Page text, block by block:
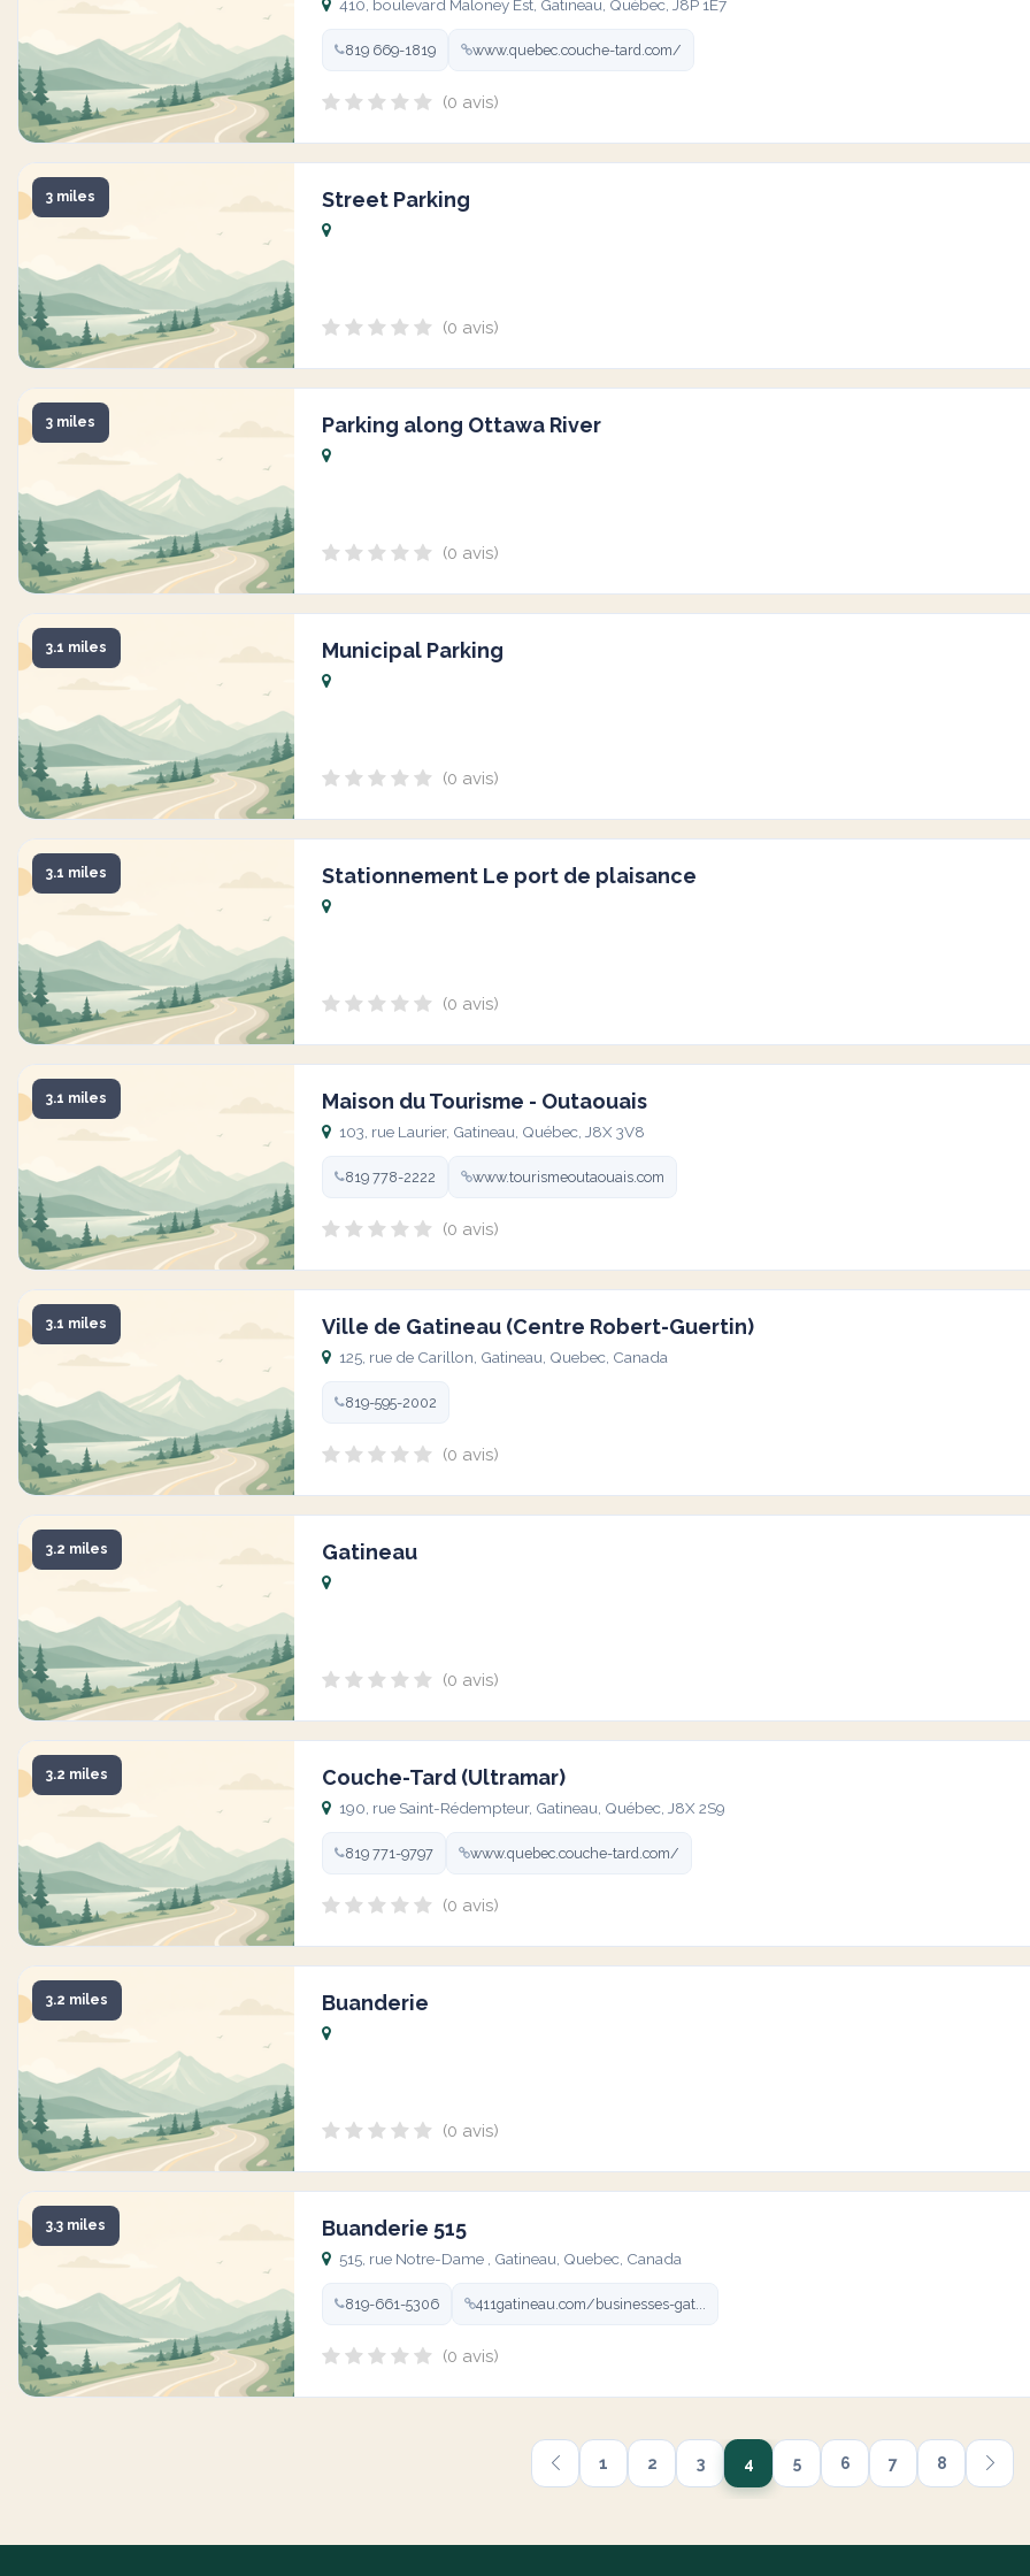
410, boulevard Maloney Est, Gatineau, Québec, J8P 1E7
819 669-1819 www.quebec.couche-tard.com/
(0 avis)
3 miles Street Parking
(0 avis)
3 miles Parking along Ottawa River
(0 avis)
3.1 miles Municipal Parking
(0 avis)
3.1 miles Stationnement Le port de plaisance
(0 avis)
3.1 miles Maison du Tourisme - Outaouais
103, rue Laurier, Gatineau, Québec, J8X 3V8
819 778-2222 www.tourismeoutaouais.com
(0 avis)
3.1 miles Ville de Gatineau (Centre Robert-Guertin)
125, rue de Carillon, Gatineau, Quebec, Canada
819-595-2002
(0 avis)
3.2 miles Gatineau
(0 avis)
3.2 miles Couche-Tard (Ultramar)
190, rue Saint-Rédempteur, Gatineau, Québec, J8X 2S9
819 771-9797 www.quebec.couche-tard.com/
(0 avis)
3.2 miles Buanderie
(0 avis)
3.3 miles Buanderie 515
515, rue Notre-Dame , Gatineau, Quebec, Canada
819-661-5306 411gatineau.com/businesses-gat...
(0 avis)
1 2 3 4 5 6 7 8